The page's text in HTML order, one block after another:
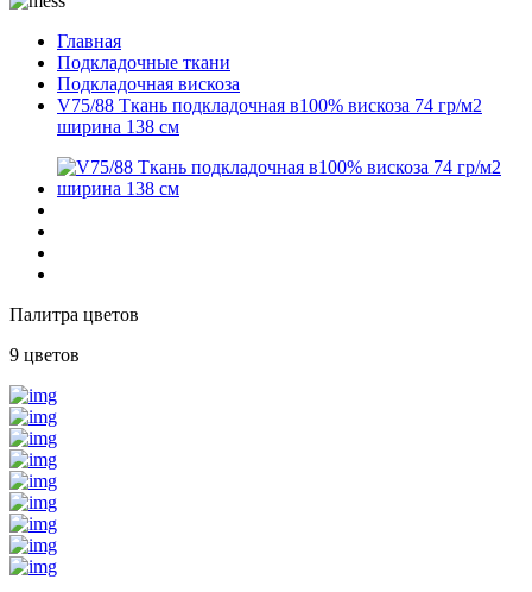
Главная
Подкладочные ткани
Подкладочная вискоза
V75/88 Ткань подкладочная в100% вискоза 74 гр/м2
ширина 138 см
Палитра цветов
9 цветов